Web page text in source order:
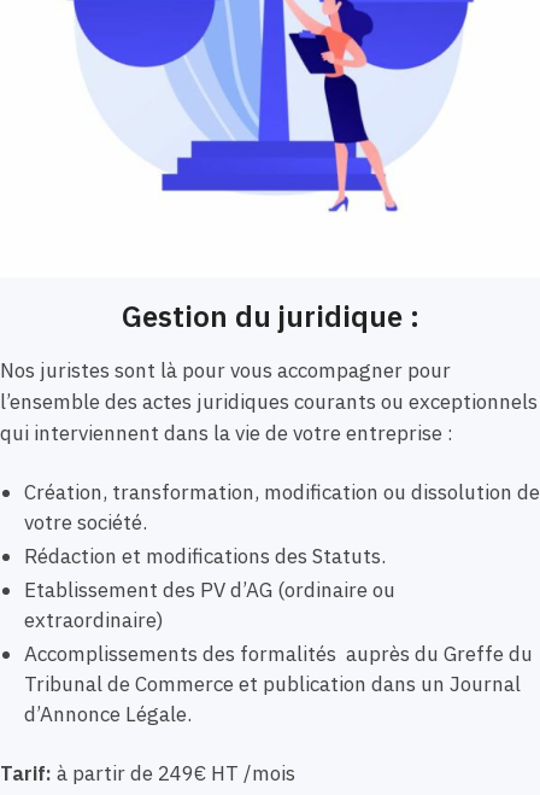
Gestion du juridique :
Nos juristes sont là pour vous accompagner pour
l’ensemble des actes juridiques courants ou exceptionnels
qui interviennent dans la vie de votre entreprise :
Création, transformation, modification ou dissolution de
votre société.
Rédaction et modifications des Statuts.
Etablissement des PV d’AG (ordinaire ou
extraordinaire)
Accomplissements des formalités auprès du Greffe du
Tribunal de Commerce et publication dans un Journal
d’Annonce Légale.
Tarif: à partir de 249€ HT /mois